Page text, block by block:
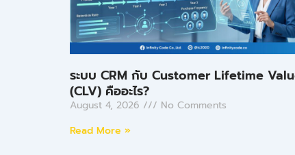
ระบบ CRM กับ Customer Lifetime
(CLV) คืออะไร?
August 4, 2026
No Comments
Read More »